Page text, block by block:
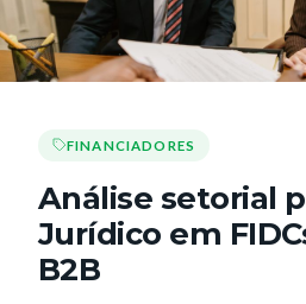
FINANCIADORES
Análise setorial
Jurídico em
B2B